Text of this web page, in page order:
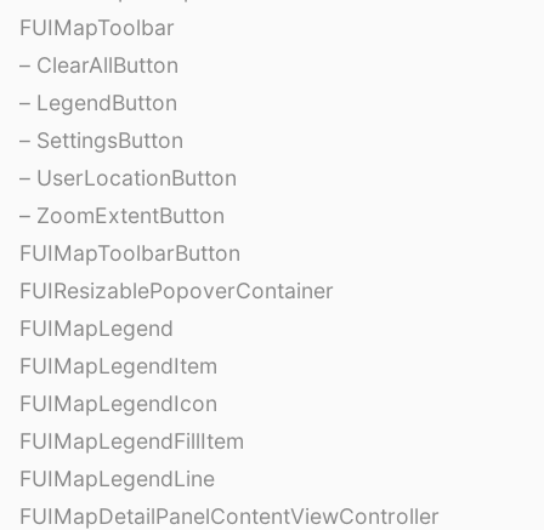
FUIMapToolbar
– ClearAllButton
– LegendButton
– SettingsButton
– UserLocationButton
– ZoomExtentButton
FUIMapToolbarButton
FUIResizablePopoverContainer
FUIMapLegend
FUIMapLegendItem
FUIMapLegendIcon
FUIMapLegendFillItem
FUIMapLegendLine
FUIMapDetailPanelContentViewController